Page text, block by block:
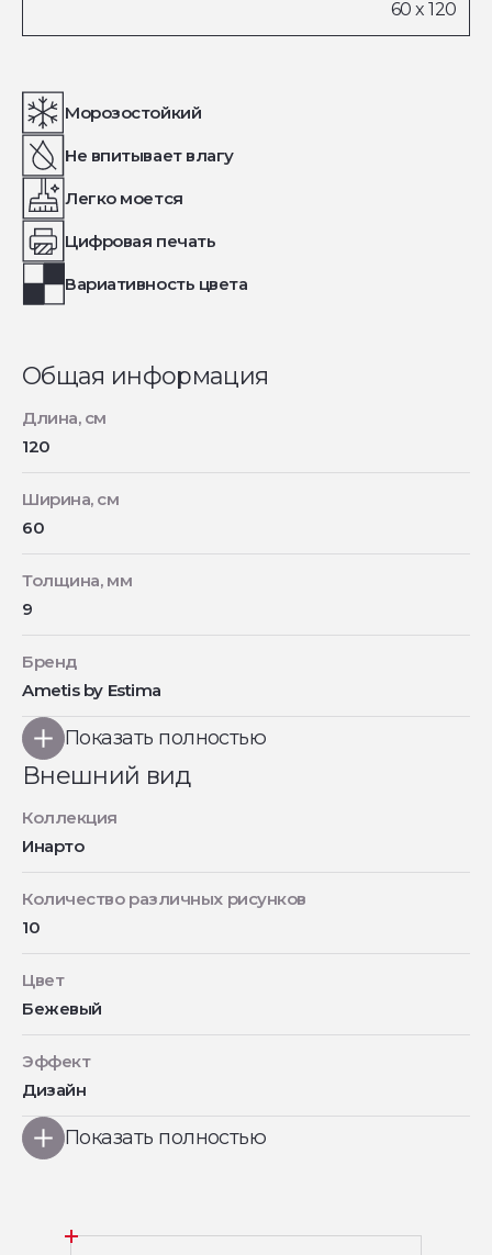
Морозостойкий
Не впитывает влагу
Легко моется
Цифровая печать
Вариативность цвета
Общая информация
Длина, см
120
Ширина, см
60
Толщина, мм
9
Бренд
Ametis by Estima
Показать полностью
Внешний вид
Коллекция
Инарто
Количество различных рисунков
10
Цвет
Бежевый
Эффект
Дизайн
Показать полностью